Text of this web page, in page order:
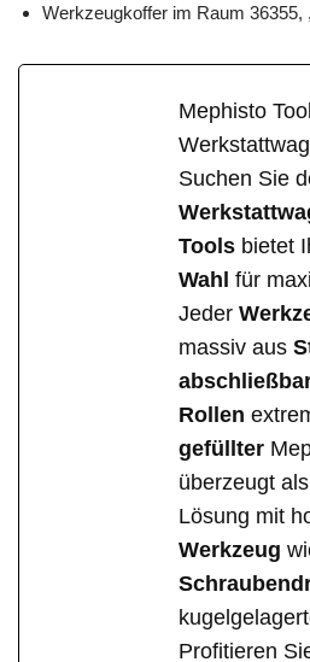
Werkzeugkoffer im Raum 36355,
Mephisto
Suchen Sie
Tools bietet
Wahl für
Jeder
massiv aus
Rollen
gefüllter
überzeugt als
Lösung mit
Werkzeug
Profitieren